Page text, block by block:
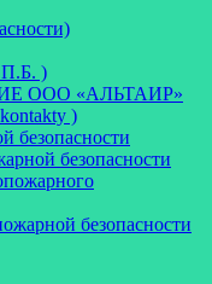
П.Б. )
ООО «АЛЬТАИР»
)
безопасности
безопасности
безопасности